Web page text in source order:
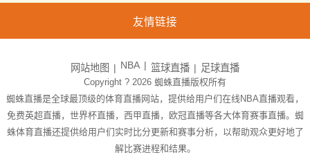
友情链接
网站地图 NBA 篮球直播 足球直播
Copyright ? 2026 蜘蛛直播版权所有
蜘蛛直播是全球最顶级的体育直播网站，提供给用户们在线NBA直播观看，
免费英超直播，世界杯直播，西甲直播，欧冠直播等各大体育赛事直播。蜘
蛛体育直播还提供给用户们实时比分更新和赛事分析，以帮助观众更好地了
解比赛进程和结果。